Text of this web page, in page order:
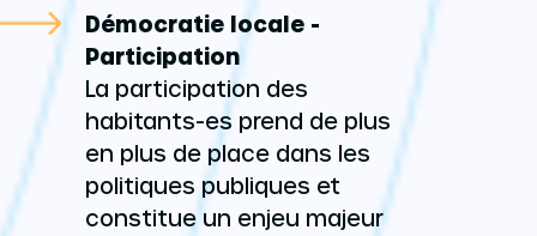
Démocratie locale -
Participation
La participation des
habitants-es prend de plus
en plus de place dans les
politiques publiques et
constitue un enjeu majeur